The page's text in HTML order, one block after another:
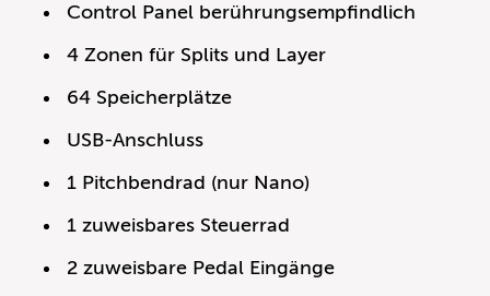
Control Panel berührungsempfindlich
4 Zonen für Splits und Layer
64 Speicherplätze
USB-Anschluss
1 Pitchbendrad (nur Nano)
1 zuweisbares Steuerrad
2 zuweisbare Pedal Eingänge